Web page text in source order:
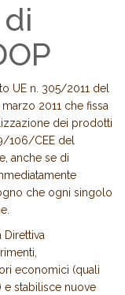
UE n. 305/2011 del
2011 che fissa
dei prodotti
106/CEE del
anche se di
che ogni singolo
Direttiva
economici (quali
e stabilisce nuove